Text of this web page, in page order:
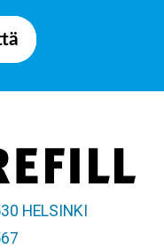
HELSINKI